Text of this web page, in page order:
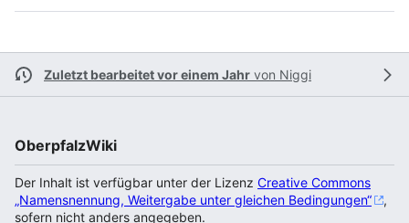
Zuletzt bearbeitet vor einem Jahr von Niggi
OberpfalzWiki
Der Inhalt ist verfügbar unter der Lizenz Creative Commons
„Namensnennung, Weitergabe unter gleichen Bedingungen“
,
sofern nicht anders angegeben.